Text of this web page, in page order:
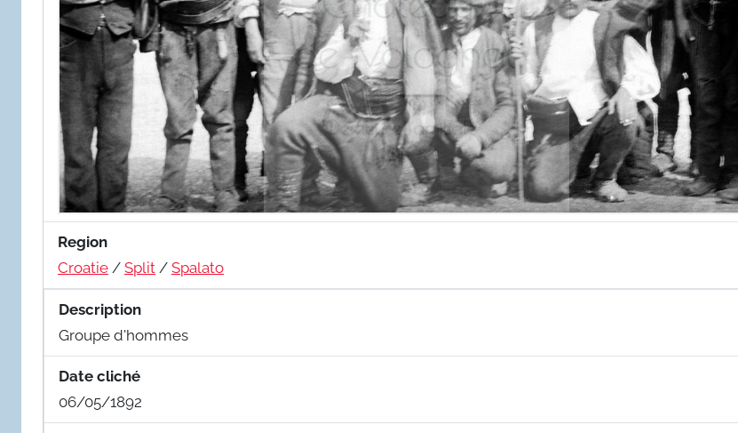
Region
Croatie / Split / Spalato
Description
Groupe d'hommes
Date cliché
06/05/1892